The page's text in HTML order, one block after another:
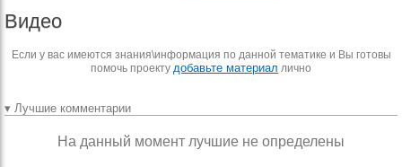
Видео
Если у вас имеются знания\информация по данной тематике и Вы готовы
помочь проекту добавьте материал лично
▾ Лучшие комментарии
На данный момент лучшие не определены